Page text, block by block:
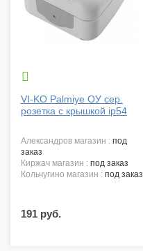

VI-KO Palmiye ОУ сер.
розетка с крышкой ip54
александров магазин : под
заказ
киржач магазин : под заказ
кольчугино магазин : под заказ
191 руб.